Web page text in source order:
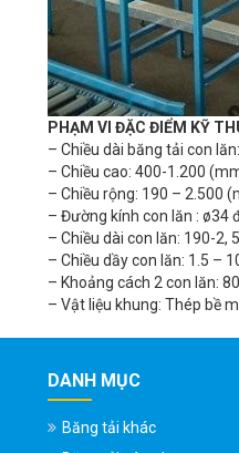
PHẠM VI ĐẶC ĐIỂM KỸ
– Chiều dài băng tải con
– Chiều cao: 400-1.200
– Chiều rộng: 190 – 2.500
– Đường kính con lăn : ø34
– Chiều dài con lăn: 190-2,
– Chiều dầy con lăn: 1.5 –
– Khoảng cách 2 con lăn:
– Vật liệu khung: Thép bề
DANH MỤC
Băng tải khác